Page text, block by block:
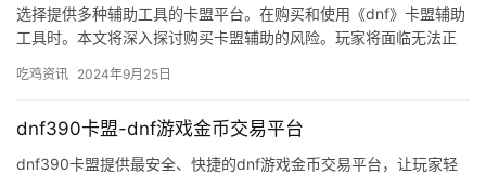
选择提供多种辅助工具的卡盟平台。在购买和使用《dnf》卡盟辅助
工具时。本文将深入探讨购买卡盟辅助的风险。玩家将面临无法正
吃鸡资讯 2024年9月25日
dnf390卡盟-dnf游戏金币交易平台
dnf390卡盟提供最安全、快捷的dnf游戏金币交易平台，让玩家轻